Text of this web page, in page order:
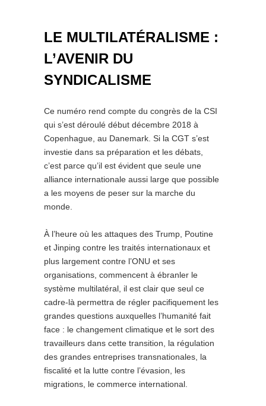
LE MULTILATÉRALISME :
L’AVENIR DU
SYNDICALISME
Ce numéro rend compte du congrès de la CSI
qui s’est déroulé début décembre 2018 à
Copenhague, au Danemark. Si la CGT s’est
investie dans sa préparation et les débats,
c’est parce qu’il est évident que seule une
alliance internationale aussi large que possible
a les moyens de peser sur la marche du
monde.
À l’heure où les attaques des Trump, Poutine
et Jinping contre les traités internationaux et
plus largement contre l’ONU et ses
organisations, commencent à ébranler le
système multilatéral, il est clair que seul ce
cadre-là permettra de régler pacifiquement les
grandes questions auxquelles l’humanité fait
face : le changement climatique et le sort des
travailleurs dans cette transition, la régulation
des grandes entreprises transnationales, la
fiscalité et la lutte contre l’évasion, les
migrations, le commerce international.